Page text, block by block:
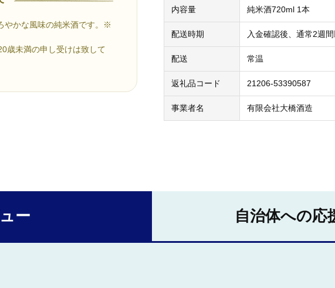
やかな風味の純米酒です。※
歳未満の申し受けは致して
内容量 純米酒720ml 1本
配送時期 入金確認後、通常2週
配送 常温
返礼品コード 21206-53390587
事業者名 有限会社大橋酒造
ー 自治体への応